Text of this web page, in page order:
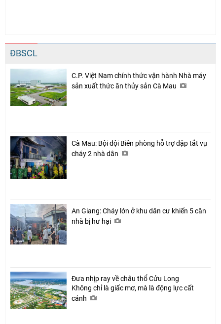
ĐBSCL
C.P. Việt Nam chính thức vận hành Nhà máy
sản xuất thức ăn thủy sản Cà Mau
Cà Mau: Bội đội Biên phòng hỗ trợ dập tắt vụ
cháy 2 nhà dân
An Giang: Cháy lớn ở khu dân cư khiến 5 căn
nhà bị hư hại
Đưa nhịp ray về châu thổ Cửu Long
Không chỉ là giấc mơ, mà là động lực cất
cánh